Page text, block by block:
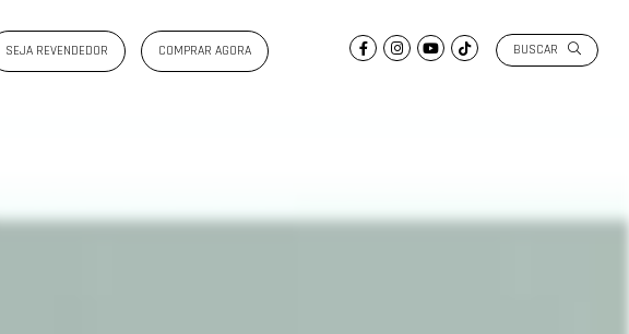
SEJA REVENDEDOR COMPRAR AGORA BUSCAR